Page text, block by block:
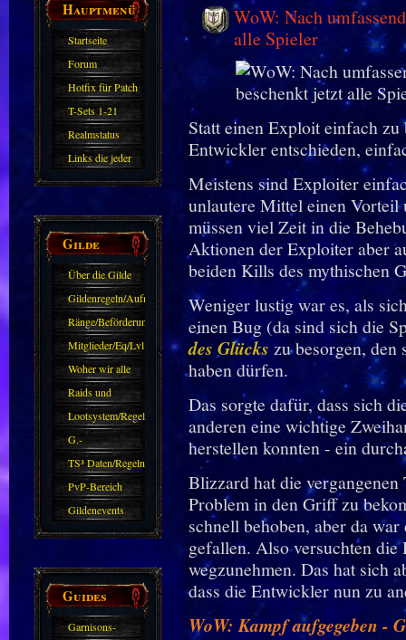
Hauptmenü
Startseite
Forum
Hotfix für Patch
11.X
T-Sets 1-21
Realmstatus
Links die jeder
kennen sollte?!
Gilde
Über die Gilde
(DAW)
Gildenregeln/Aufnahme
Ränge/Beförderungen
Mitglieder/Eq/Lvl
Woher wir alle
kommen.
Raids und
Zubehör
Lootsystem/Regeln
G.-
Sparkasse/Goldleihen
TS³ Daten/Regeln
PvP-Bereich
Gildenevents
Guides
Garnisons-
WoW: Nach
alle Spieler
Statt einen Exploit einfach
Entwickler entschieden,
Meistens sind Exploiter
unlautere Mittel einen
müssen viel Zeit in die
Aktionen der Exploiter aber
beiden Kills des mythischen
Weniger lustig war es, als
einen Bug (da sind sich die
des Glücks zu besorgen, den
haben dürfen.
Das sorgte dafür, dass sich
anderen eine wichtige
herstellen konnten - ein
Blizzard hat die vergangenen
Problem in den Griff zu
schnell behoben, aber da
gefallen. Also versuchten
wegzunehmen. Das hat sich
dass die Entwickler nun zu
WoW: Kampf aufgegeben -